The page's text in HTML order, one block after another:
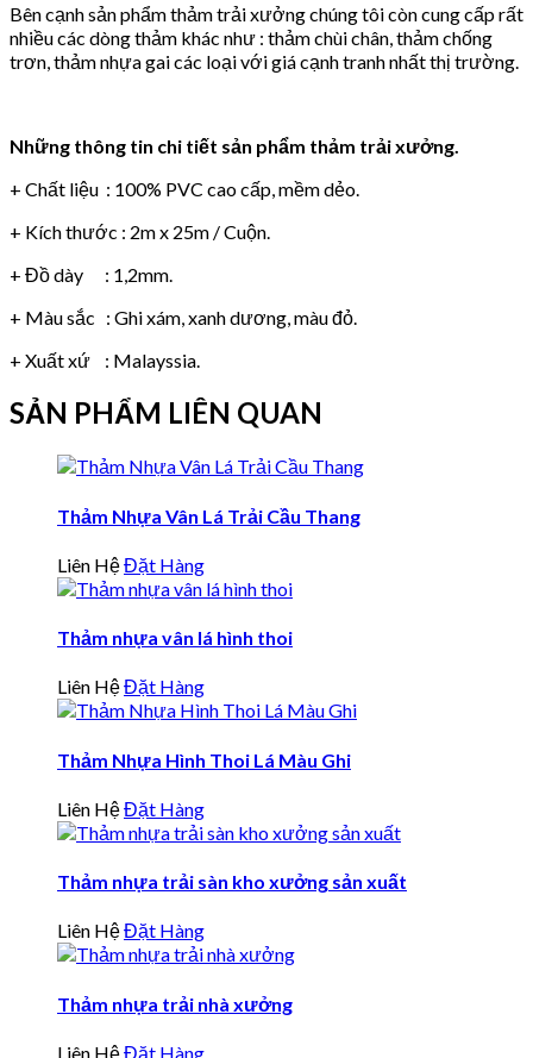
Bên cạnh sản phẩm thảm trải xưởng chúng tôi còn cung cấp rất
nhiều các dòng thảm khác như : thảm chùi chân, thảm chống
trơn, thảm nhựa gai các loại với giá cạnh tranh nhất thị trường.
Những thông tin chi tiết sản phẩm thảm trải xưởng.
+ Chất liệu : 100% PVC cao cấp, mềm dẻo.
+ Kích thước : 2m x 25m / Cuộn.
+ Đồ dày : 1,2mm.
+ Màu sắc : Ghi xám, xanh dương, màu đỏ.
+ Xuất xứ : Malayssia.
SẢN PHẨM LIÊN QUAN
Thảm Nhựa Vân Lá Trải Cầu Thang
Liên HệĐặt Hàng
Thảm nhựa vân lá hình thoi
Liên HệĐặt Hàng
Thảm Nhựa Hình Thoi Lá Màu Ghi
Liên HệĐặt Hàng
Thảm nhựa trải sàn kho xưởng sản xuất
Liên HệĐặt Hàng
Thảm nhựa trải nhà xưởng
Liên HệĐặt Hàng